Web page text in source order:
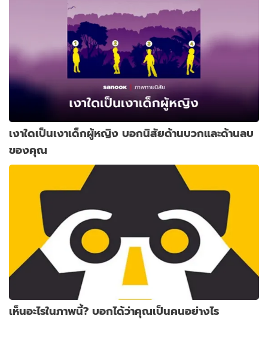
เงาใดเป็นเงาเด็กผู้หญิง บอกนิสัยด้านบวกและด้านลบ
ของคุณ
เห็นอะไรในภาพนี้? บอกได้ว่าคุณเป็นคนอย่างไร